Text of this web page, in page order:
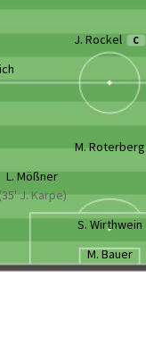
J. Rockel C
M. Roterberg
L. Mößner
J. Karpe)
S. Wirthwein
M. Bauer